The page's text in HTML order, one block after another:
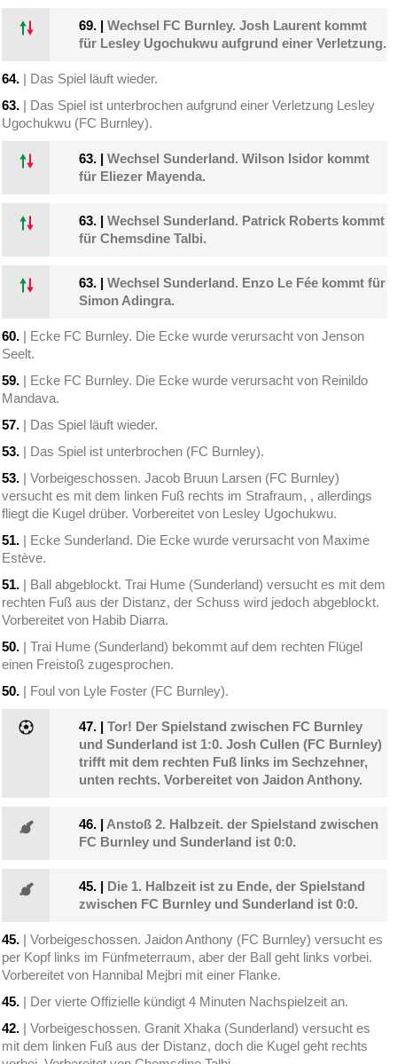
69. |Wechsel FC Burnley. Josh Laurent kommt
für Lesley Ugochukwu aufgrund einer Verletzung.
64. | Das Spiel läuft wieder.
63. | Das Spiel ist unterbrochen aufgrund einer Verletzung Lesley
Ugochukwu (FC Burnley).
63. |Wechsel Sunderland. Wilson Isidor kommt
für Eliezer Mayenda.
63. |Wechsel Sunderland. Patrick Roberts kommt
für Chemsdine Talbi.
63. |Wechsel Sunderland. Enzo Le Fée kommt für
Simon Adingra.
60. | Ecke FC Burnley. Die Ecke wurde verursacht von Jenson
Seelt.
59. | Ecke FC Burnley. Die Ecke wurde verursacht von Reinildo
Mandava.
57. | Das Spiel läuft wieder.
53. | Das Spiel ist unterbrochen (FC Burnley).
53. | Vorbeigeschossen. Jacob Bruun Larsen (FC Burnley)
versucht es mit dem linken Fuß rechts im Strafraum, , allerdings
fliegt die Kugel drüber. Vorbereitet von Lesley Ugochukwu.
51. | Ecke Sunderland. Die Ecke wurde verursacht von Maxime
Estève.
51. | Ball abgeblockt. Trai Hume (Sunderland) versucht es mit dem
rechten Fuß aus der Distanz, der Schuss wird jedoch abgeblockt.
Vorbereitet von Habib Diarra.
50. | Trai Hume (Sunderland) bekommt auf dem rechten Flügel
einen Freistoß zugesprochen.
50. | Foul von Lyle Foster (FC Burnley).
47. |Tor! Der Spielstand zwischen FC Burnley
und Sunderland ist 1:0. Josh Cullen (FC Burnley)
trifft mit dem rechten Fuß links im Sechzehner,
unten rechts. Vorbereitet von Jaidon Anthony.
46. | Anstoß 2. Halbzeit. der Spielstand zwischen
FC Burnley und Sunderland ist 0:0.
45. | Die 1. Halbzeit ist zu Ende, der Spielstand
zwischen FC Burnley und Sunderland ist 0:0.
45. | Vorbeigeschossen. Jaidon Anthony (FC Burnley) versucht es
per Kopf links im Fünfmeterraum, aber der Ball geht links vorbei.
Vorbereitet von Hannibal Mejbri mit einer Flanke.
45. | Der vierte Offizielle kündigt 4 Minuten Nachspielzeit an.
42. | Vorbeigeschossen. Granit Xhaka (Sunderland) versucht es
mit dem linken Fuß aus der Distanz, doch die Kugel geht rechts